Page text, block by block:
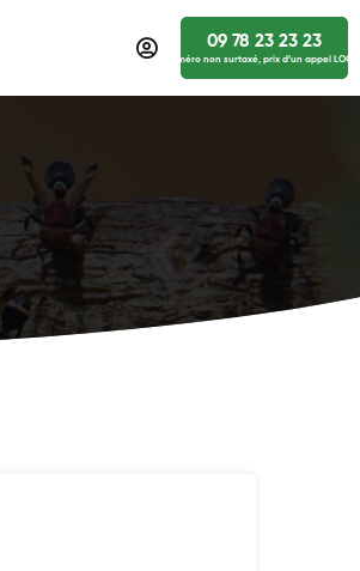
09 78 23 23 23
numéro non surtaxé, prix d’un appel